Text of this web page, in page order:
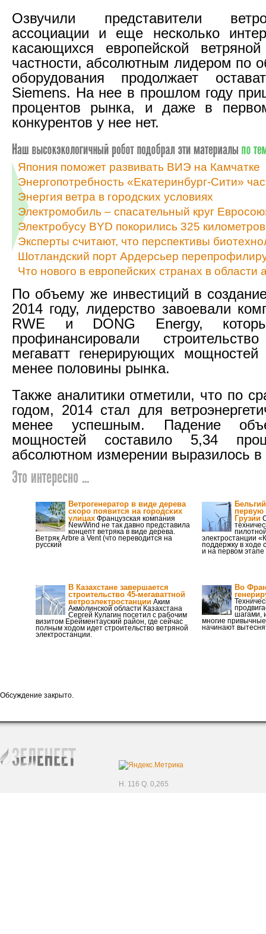
Озвучили представители
ассоциации и еще несколько
касающихся европейской
частности, абсолютным лидером по
оборудования продолжает
Siemens. На нее в прошлом году
процентов рынка, и даже в
конкурентов у нее нет.
Япония поможет развивать ВИЭ на Камчатке
Энергопотребность «Екатеринбург-Сити»
Энергия ветра в городских условиях
Электромобиль – спасательный круг
Электробусу BYD покорились 325
Эксперты считают, что перспективы
Шотландский порт Ардерсьер
Что нового в европейских странах в области
По объему же инвестиций в
2014 году, лидерство завоевали
RWE и DONG Energy,
профинансировали
мегаватт генерирующих
менее половины рынка.
Также аналитики отметили, что по
годом, 2014 стал для
менее успешным. Падение
мощностей составило 5,34
абсолютном измерении выразилось в
Это интересно ...
Ветрогенератор в виде дерева
скоро появится на городских
улицах Французская компания
NewWind не так давно представила
концепт ветряка в виде дерева.
Ветряк Arbre a Vent (что переводится на
русский
первую
Грузии
электростанции
поддержку в ходе
и на первом этапе
В Казахстане завершается
строительство 45-мегаваттной
ветроэлектростанции Аким
Акмолинской области Казахстана
Сергей Кулагин посетил с рабочим
визитом Ерейментауский район, где сейчас
полным ходом идет строительство ветряной
электростанции.
Во
шагами,
многие
начинают
Обсуждение закрыто.
H. 116 Q. 0,265